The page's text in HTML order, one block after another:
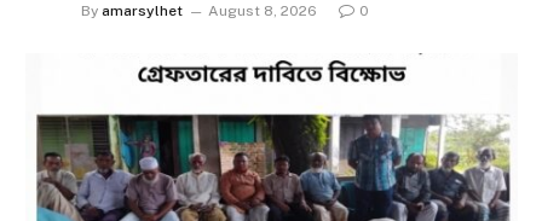
By amarsylhet August 8, 2026 0